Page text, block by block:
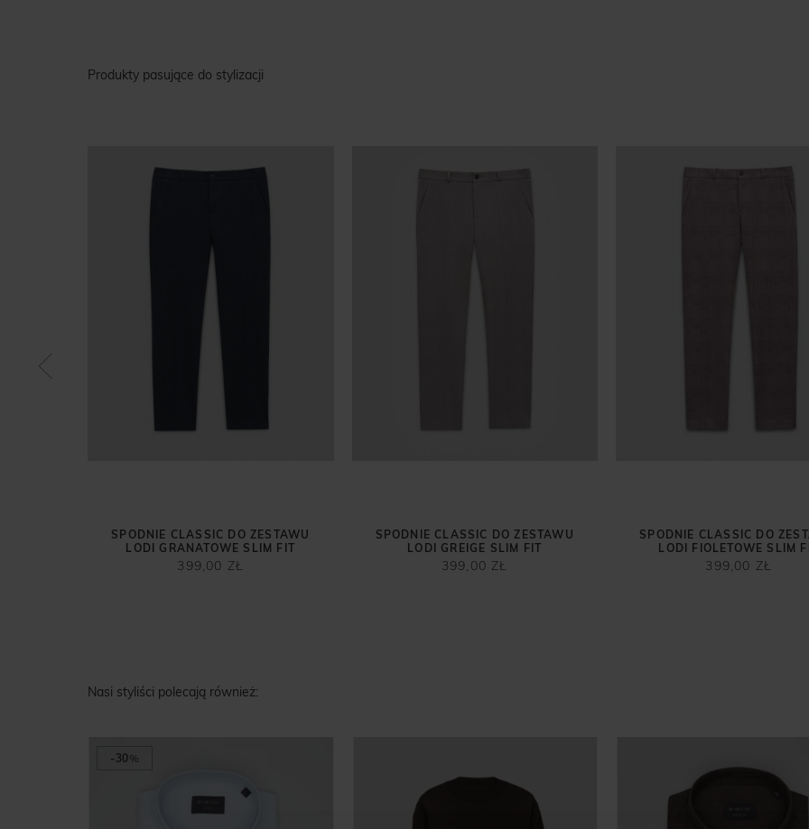
Produkty pasujące do stylizacji
SPODNIE CLASSIC DO ZESTAWU
LODI GRANATOWE SLIM FIT
399,00 ZŁ
SPODNIE CLASSIC DO ZESTAWU
LODI GREIGE SLIM FIT
399,00 ZŁ
SPODNIE CLASSIC DO
LODI FIOLETOWE SLIM
399,00 ZŁ
Nasi styliści polecają również:
-30%